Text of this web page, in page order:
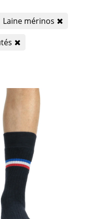
Laine mérinos